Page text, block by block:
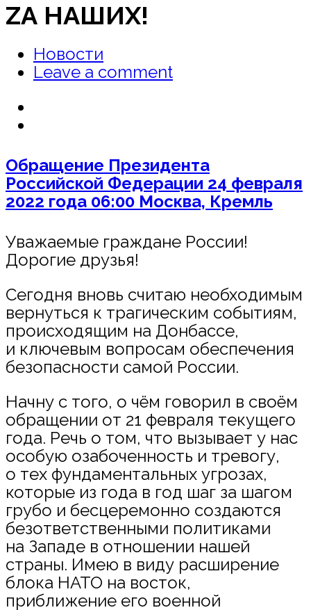
ZА НАШИХ!
Новости
Leave a comment
Обращение Президента
Российской Федерации 24 февраля
2022 года 06:00 Москва, Кремль
Уважаемые граждане России!
Дорогие друзья!
Сегодня вновь считаю необходимым
вернуться к трагическим событиям,
происходящим на Донбассе,
и ключевым вопросам обеспечения
безопасности самой России.
Начну с того, о чём говорил в своём
обращении от 21 февраля текущего
года. Речь о том, что вызывает у нас
особую озабоченность и тревогу,
о тех фундаментальных угрозах,
которые из года в год шаг за шагом
грубо и бесцеремонно создаются
безответственными политиками
на Западе в отношении нашей
страны. Имею в виду расширение
блока НАТО на восток,
приближение его военной